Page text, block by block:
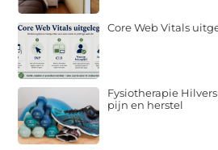
Core Web Vitals
Fysiotherapie
pijn en herstel